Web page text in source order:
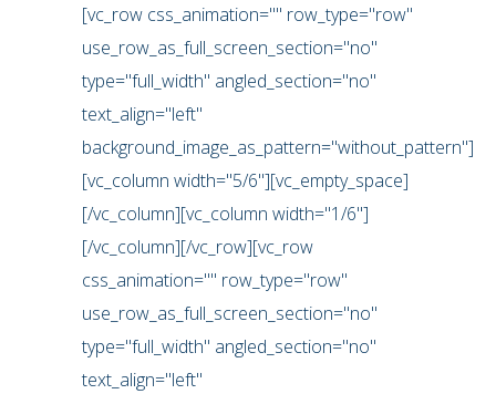
[vc_row css_animation="" row_type="row"
use_row_as_full_screen_section="no"
type="full_width" angled_section="no"
text_align="left"
background_image_as_pattern="without_pattern"]
[vc_column width="5/6"][vc_empty_space]
[/vc_column][vc_column width="1/6"]
[/vc_column][/vc_row][vc_row
css_animation="" row_type="row"
use_row_as_full_screen_section="no"
type="full_width" angled_section="no"
text_align="left"